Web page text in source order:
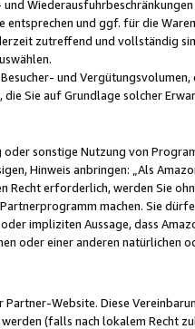
und ggf. für die
zutreffend und vollständig
und
Sie auf Grundlage solcher
sonstige Nutzung von
Hinweis anbringen: „Als
Recht erforderlich, werden Sie
machen. Sie
impliziten Aussage, dass
oder einer anderen natürlichen
Website. Diese
(falls nach lokalem Recht